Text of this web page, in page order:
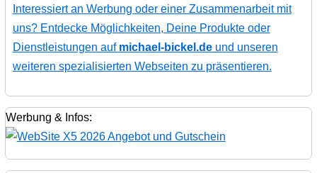
Interessiert an Werbung oder einer Zusammenarbeit mit
uns? Entdecke Möglichkeiten, Deine Produkte oder
Dienstleistungen auf michael-bickel.deund unseren
weiteren spezialisierten Webseiten zu präsentieren.
Werbung & Infos: